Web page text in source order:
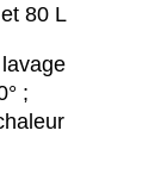
80 L
;